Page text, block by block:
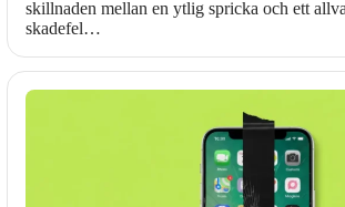
skillnaden mellan en ytlig spricka och ett
skadefel…